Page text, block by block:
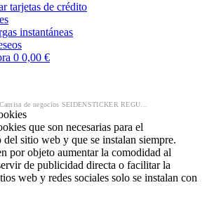
tarjetas de crédito
instantáneas
0 0,00 €
que son necesarias para el
sitio web y que se instalan siempre.
por objeto aumentar la comodidad al
de publicidad directa o facilitar la
web y redes sociales solo se instalan con